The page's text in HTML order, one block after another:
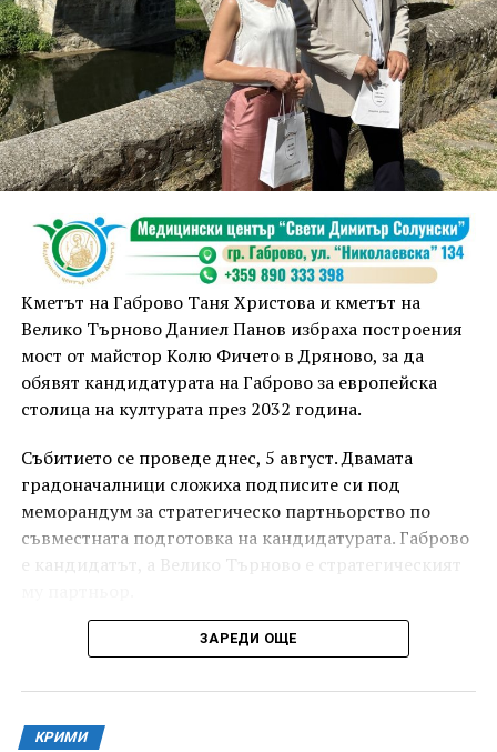
Кметът на Габрово Таня Христова и кметът на
Велико Търново Даниел Панов избраха построения
мост от майстор Колю Фичето в Дряново, за да
обявят кандидатурата на Габрово за европейска
столица на културата през 2032 година.
Събитието се проведе днес, 5 август. Двамата
градоначалници сложиха подписите си под
меморандум за стратегическо партньорство по
съвместната подготовка на кандидатурата. Габрово
е кандидатът, а Велико Търново е стратегическият
ЗАРЕДИ ОЩЕ
КРИМИ